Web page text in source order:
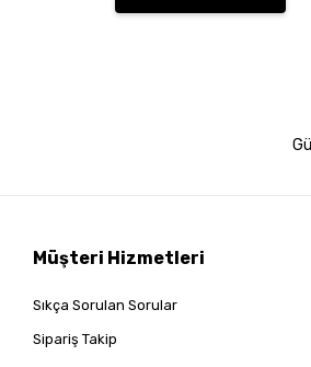
Müşteri Hizmetleri
Sıkça Sorulan Sorular
Sipariş Takip